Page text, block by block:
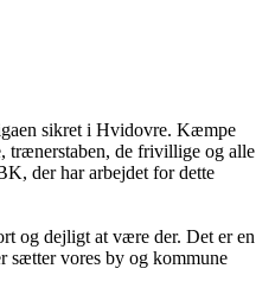
sikret i Hvidovre. Kæmpe
trænerstaben, de frivillige og alle
der har arbejdet for dette
og dejligt at være der. Det er en
sætter vores by og kommune